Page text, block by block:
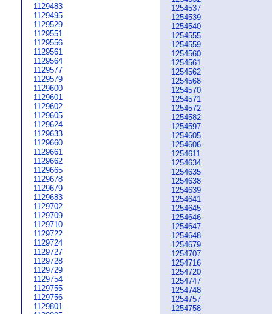
1129483
1129495
1129529
1129551
1129556
1129561
1129564
1129577
1129579
1129600
1129601
1129602
1129605
1129624
1129633
1129660
1129661
1129662
1129665
1129678
1129679
1129683
1129702
1129709
1129710
1129722
1129724
1129727
1129728
1129729
1129754
1129755
1129756
1129801
1254537
1254539
1254540
1254555
1254559
1254560
1254561
1254562
1254568
1254570
1254571
1254572
1254582
1254597
1254605
1254606
1254611
1254634
1254635
1254638
1254639
1254641
1254645
1254646
1254647
1254648
1254679
1254707
1254716
1254720
1254747
1254748
1254757
1254758